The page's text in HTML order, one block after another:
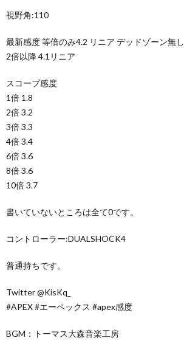
視野角:110
最新感度 等倍のみ4.2 リニア デッドゾーン無し
2倍以降 4.1リニア
スコープ感度
1倍 1.8
2倍 3.2
3倍 3.3
4倍 3.4
6倍 3.6
8倍 3.6
10倍 3.7
書いていないところは全て0です。
コントローラー:DUALSHOCK4
普通持ちです。
Twitter @KisKq_
#APEX #エーペックス #apex感度
BGM：トーマス大森音楽工房